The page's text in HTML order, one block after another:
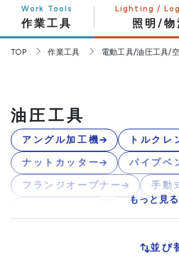
作業工具 照明/物
TOP 作業工具 電動工具/油圧工具/
油圧工具
アングル加工機 トルクレ
ナットカッター パイプベ
フランジオープナー 手動
もっと見る
並び